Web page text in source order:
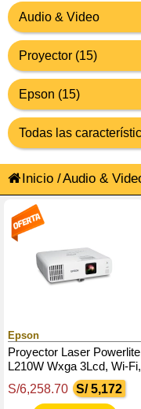
Inicio /Audio &
Epson
Proyector Laser Powerlite
L210W Wxga 3Lcd, Wi-Fi,
Hdmi X2, Computer In
X1, Lan (Rj-45) X1
S/6,258.70 S/ 5,172